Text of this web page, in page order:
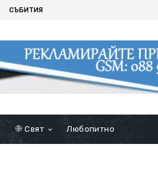
СЪБИТИЯ
Свят Любопитно